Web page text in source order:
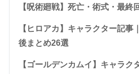
【呪術廻戦】死亡・術式・最終
【ヒロアカ】キャラクター記事
後まとめ26選
【ゴールデンカムイ】キャラク